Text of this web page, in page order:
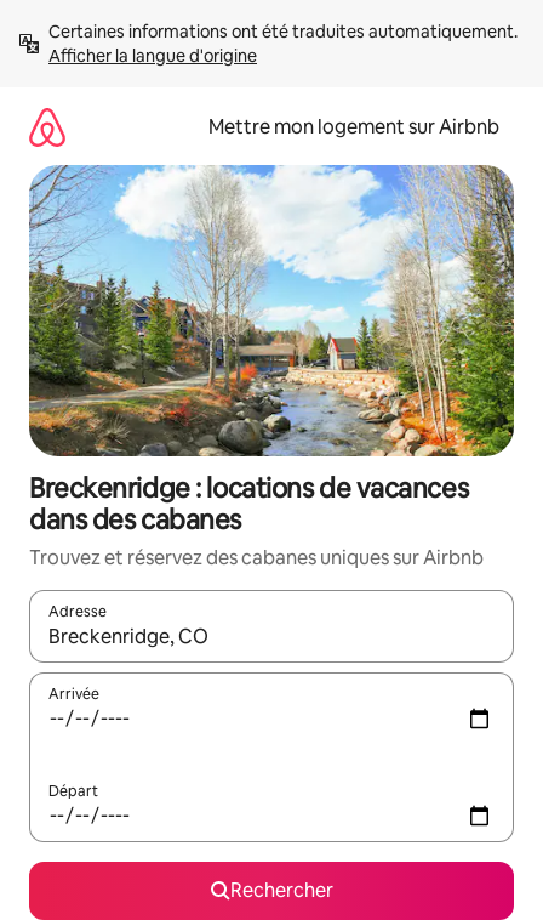
directement
Afficher la langue d'origine
Mettre mon logement sur Airbnb
Breckenridge : locations de vacances
dans des cabanes
Trouvez et réservez des cabanes uniques sur Airbnb
Adresse
Lorsque les résultats s'affichent, utilisez les flèches vers le
Arrivée
Départ
Rechercher